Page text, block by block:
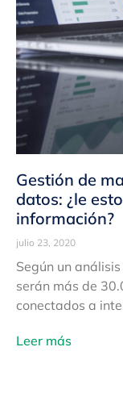
Gestión de
datos: ¿le
información?
julio 23, 2020
Según un
serán más de
conectados a
Leer más